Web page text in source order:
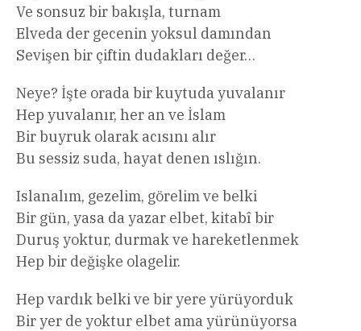
Ve sonsuz bir bakışla, turnam
Elveda der gecenin yoksul damından
Sevişen bir çiftin dudakları değer…
Neye? İşte orada bir kuytuda yuvalanır
Hep yuvalanır, her an ve İslam
Bir buyruk olarak acısını alır
Bu sessiz suda, hayat denen ıslığın.
Islanalım, gezelim, görelim ve belki
Bir gün, yasa da yazar elbet, kitabî bir
Duruş yoktur, durmak ve hareketlenmek
Hep bir değişke olagelir.
Hep vardık belki ve bir yere yürüyorduk
Bir yer de yoktur elbet ama yürünüyorsa